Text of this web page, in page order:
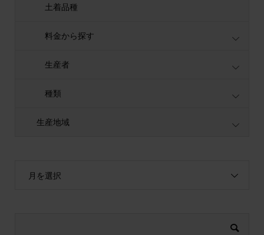
土着品種
料金から探す
生産者
種類
生産地域
月を選択